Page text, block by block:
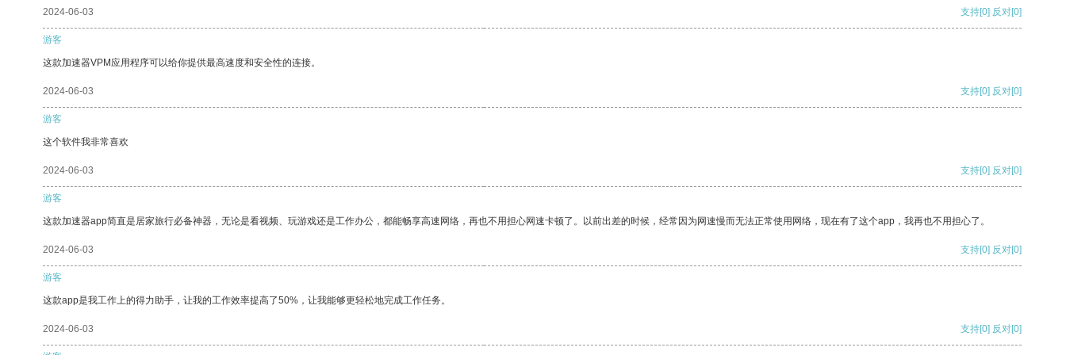
2024-06-03 支持[0] 反对[0]
游客
这款加速器VPM应用程序可以给你提供最高速度和安全性的连接。
2024-06-03 支持[0] 反对[0]
游客
这个软件我非常喜欢
2024-06-03 支持[0] 反对[0]
游客
这款加速器app简直是居家旅行必备神器，无论是看视频、玩游戏还是工作办公，都能畅享高速网络，再也不用担心网速卡顿了。以前出差的时候，经常因为网速慢而无法正常使用网络，现在有了这个app，我再也不用担心了。
2024-06-03 支持[0] 反对[0]
游客
这款app是我工作上的得力助手，让我的工作效率提高了50%，让我能够更轻松地完成工作任务。
2024-06-03 支持[0] 反对[0]